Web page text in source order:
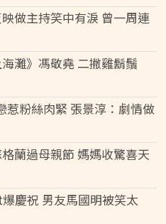
做主持笑中有淚 曾一周連
灘》馮敬堯 二撇雞鬍鬚
粉絲肉緊 張景淳：劇情做
蘭過母親節 媽媽收驚喜天
慶祝 男友馬國明被笑太